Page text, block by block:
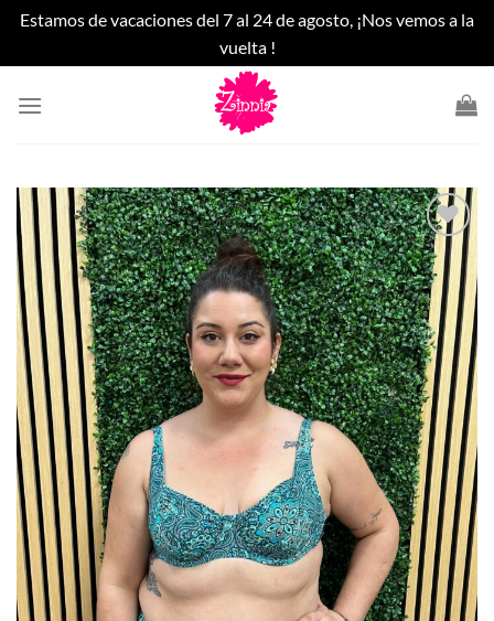
Estamos de vacaciones del 7 al 24 de agosto, ¡Nos vemos a la
vuelta !
Añadir
a la
lista
de
deseos